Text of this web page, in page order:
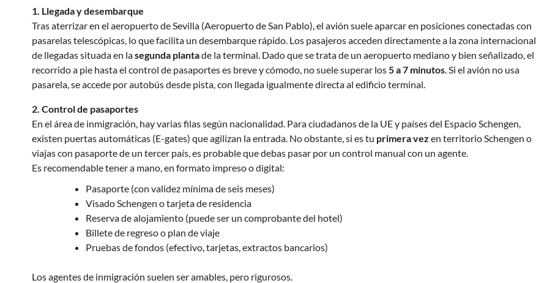
1. Llegada y desembarque
Tras aterrizar en el aeropuerto de Sevilla (Aeropuerto de San Pablo), el avión suele aparcar en posiciones conectadas con
pasarelas telescópicas, lo que facilita un desembarque rápido. Los pasajeros acceden directamente a la zona internacional
de llegadas situada en lasegunda plantade la terminal. Dado que se trata de un aeropuerto mediano y bien señalizado, el
recorrido a pie hasta el control de pasaportes es breve y cómodo, no suele superar los5 a 7 minutos. Si el avión no usa
pasarela, se accede por autobús desde pista, con llegada igualmente directa al edificio terminal.
2. Control de pasaportes
En el área de inmigración, hay varias filas según nacionalidad. Para ciudadanos de la UE y países del Espacio Schengen,
existen puertas automáticas (E-gates) que agilizan la entrada. No obstante, si es tu primera vez en territorio Schengen o
viajas con pasaporte de un tercer país, es probable que debas pasar por un control manual con un agente.
Es recomendable tener a mano, en formato impreso o digital:
Pasaporte (con validez mínima de seis meses)
Visado Schengen o tarjeta de residencia
Reserva de alojamiento (puede ser un comprobante del hotel)
Billete de regreso o plan de viaje
Pruebas de fondos (efectivo, tarjetas, extractos bancarios)
Los agentes de inmigración suelen ser amables, pero rigurosos.